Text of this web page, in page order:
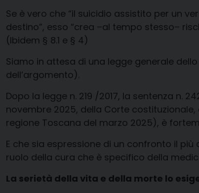
Se è vero che “il suicidio assistito per un
destino”, esso “crea –al tempo stesso–
(Ibidem § 8.1 e § 4)
Siamo in attesa di una legge generale
dell’argomento).
Dopo la legge n. 219 /2017, la sentenza n.
novembre 2025, della Corte
regione Toscana del marzo 2025), è
E che sia espressione di un confronto il
ruolo della cura che è specifico della
La serietà della vita e della morte lo